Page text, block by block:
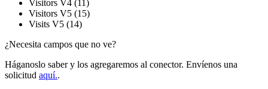
Visitors V4 (11)
Visitors V5 (15)
Visits V5 (14)
¿Necesita campos que no ve?
Háganoslo saber y los agregaremos al conector. Envíenos una
solicitud aquí..